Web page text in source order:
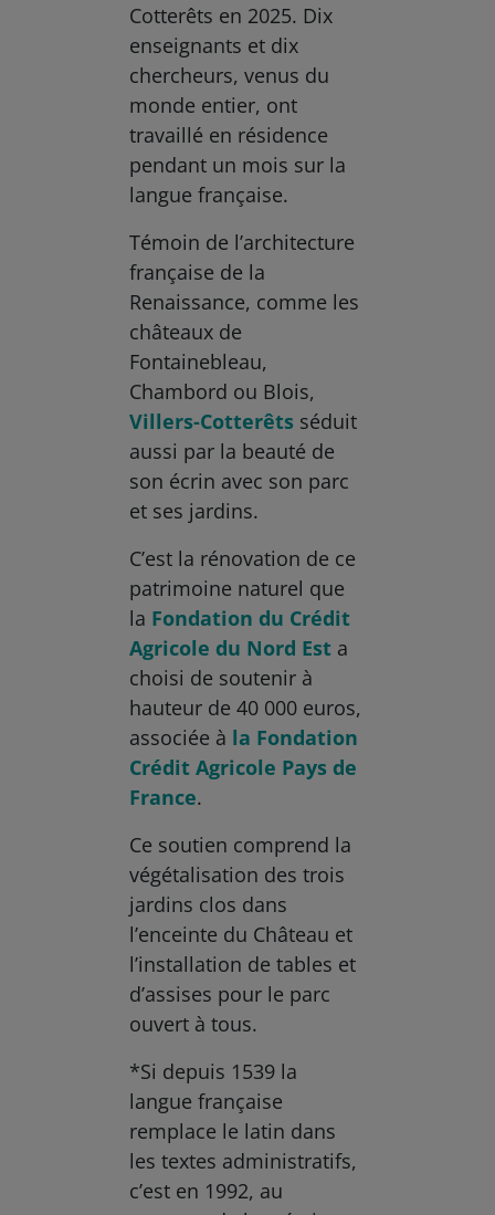
Cotterêts en 2025. Dix
enseignants et dix
chercheurs, venus du
monde entier, ont
travaillé en résidence
pendant un mois sur la
langue française.
Témoin de l’architecture
française de la
Renaissance, comme les
châteaux de
Fontainebleau,
Chambord ou Blois,
Villers-Cotterêts séduit
aussi par la beauté de
son écrin avec son parc
et ses jardins.
C’est la rénovation de ce
patrimoine naturel que
la Fondation du Crédit
Agricole du Nord Est a
choisi de soutenir à
hauteur de 40 000 euros,
associée à la Fondation
Crédit Agricole Pays de
France.
Ce soutien comprend la
végétalisation des trois
jardins clos dans
l’enceinte du Château et
l’installation de tables et
d’assises pour le parc
ouvert à tous.
*Si depuis 1539 la
langue française
remplace le latin dans
les textes administratifs,
c’est en 1992, au